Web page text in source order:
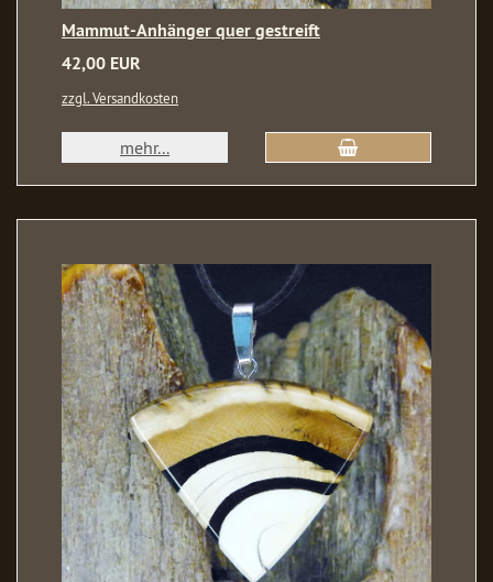
Mammut-Anhänger quer gestreift
42,00 EUR
zzgl. Versandkosten
mehr...